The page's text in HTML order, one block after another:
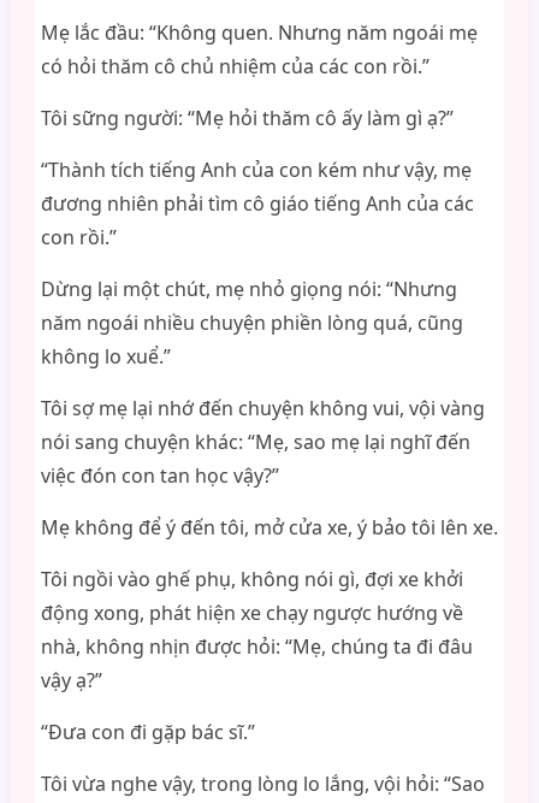
Mẹ lắc đầu: “Không quen. Nhưng năm ngoái mẹ
có hỏi thăm cô chủ nhiệm của các con rồi.”
Tôi sững người: “Mẹ hỏi thăm cô ấy làm gì ạ?”
“Thành tích tiếng Anh của con kém như vậy, mẹ
đương nhiên phải tìm cô giáo tiếng Anh của các
con rồi.”
Dừng lại một chút, mẹ nhỏ giọng nói: “Nhưng
năm ngoái nhiều chuyện phiền lòng quá, cũng
không lo xuể.”
Tôi sợ mẹ lại nhớ đến chuyện không vui, vội vàng
nói sang chuyện khác: “Mẹ, sao mẹ lại nghĩ đến
việc đón con tan học vậy?”
Mẹ không để ý đến tôi, mở cửa xe, ý bảo tôi lên xe.
Tôi ngồi vào ghế phụ, không nói gì, đợi xe khởi
động xong, phát hiện xe chạy ngược hướng về
nhà, không nhịn được hỏi: “Mẹ, chúng ta đi đâu
vậy ạ?”
“Đưa con đi gặp bác sĩ.”
Tôi vừa nghe vậy, trong lòng lo lắng, vội hỏi: “Sao